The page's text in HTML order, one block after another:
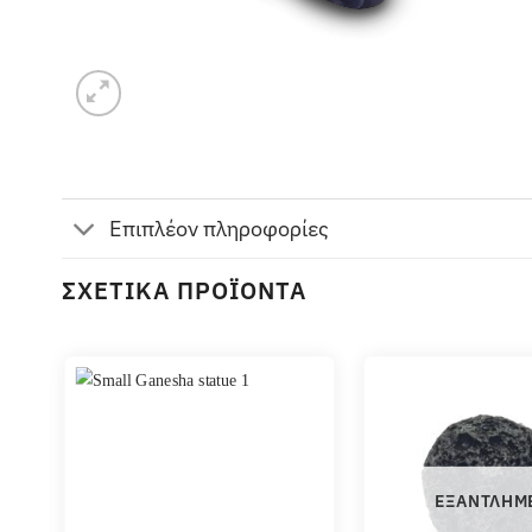
Επιπλέον πληροφορίες
ΣΧΕΤΙΚΆ ΠΡΟΪΌΝΤΑ